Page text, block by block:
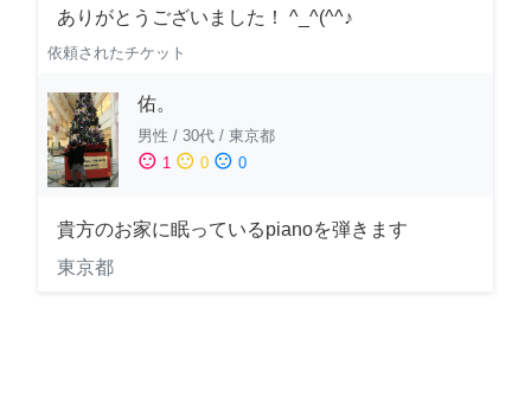
ありがとうございました！ ^_^(^^♪
依頼されたチケット
佑。
男性 / 30代 / 東京都
sentiment_satisfied 1 sentiment_neutral 0 sentiment_dissatisfied 0
貴方のお家に眠っているpianoを弾きます
東京都